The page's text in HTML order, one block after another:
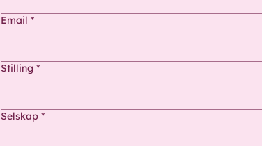
Email *
Stilling *
Selskap *